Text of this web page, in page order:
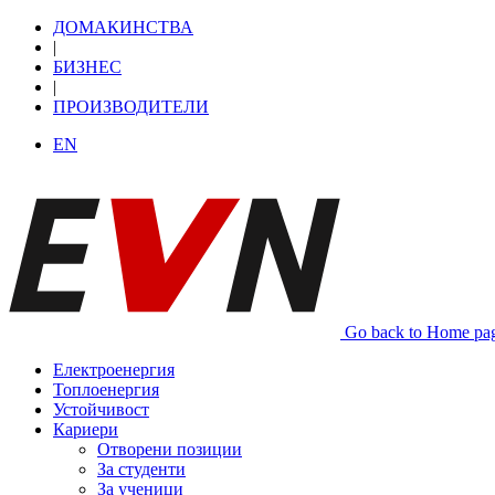
ДОМАКИНСТВА
|
БИЗНЕС
|
ПРОИЗВОДИТЕЛИ
EN
Go back to Home
Електроенергия
Топлоенергия
Устойчивост
Кариери
Отворени позиции
За студенти
За ученици